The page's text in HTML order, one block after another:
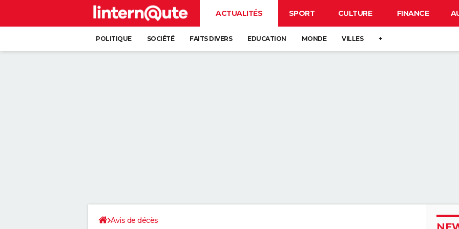
ACTUALITÉS SPORT CULTURE FINANCE
POLITIQUE SOCIÉTÉ FAITS DIVERS EDUCATION MONDE VILLES +
Avis de décès